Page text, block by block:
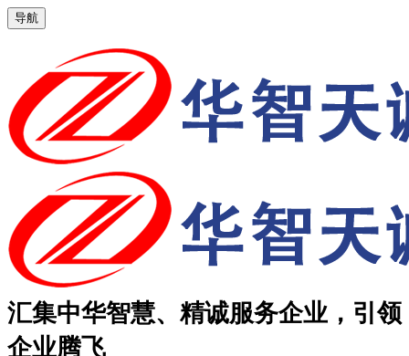
导航
汇集中华智慧、精诚服务企业，引领
企业腾飞